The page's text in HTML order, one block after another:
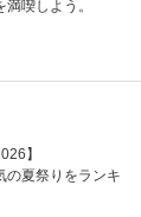
喫しよう。
】
の夏祭りをランキ